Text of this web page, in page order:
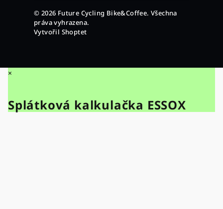
© 2026 Future Cycling Bike&Coffee. Všechna
práva vyhrazena.
Vytvořil Shoptet
×
Splátková kalkulačka ESSOX